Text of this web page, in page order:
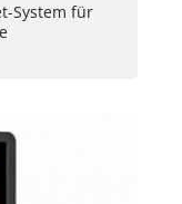
System für